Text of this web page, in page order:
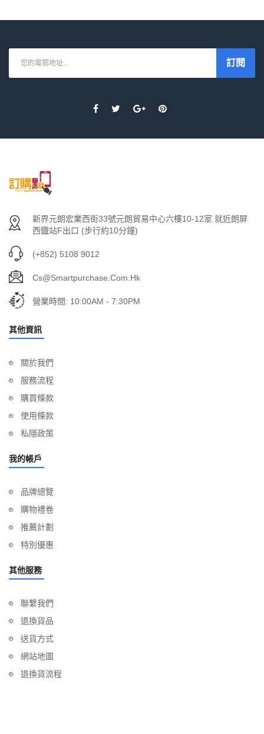
訂閱
新界元朗宏業西街33號元朗貿易中心六樓10-12室 就近朗屏
西鐡站F出口 (步行約10分鐘)
(+852) 5108 9012
Cs@smartpurchase.com.hk
營業時間: 10:00AM - 7:30PM
其他資訊
關於我們
服務流程
購買條款
使用條款
私隱政策
我的帳戶
品牌總覽
購物禮卷
推薦計劃
特別優惠
其他服務
聯繫我們
退換貨品
送貨方式
網站地圖
退換貨流程